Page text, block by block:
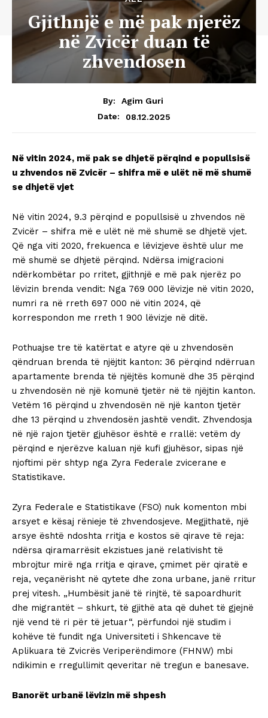
Gjithnjë e më pak njerëz
në Zvicër duan të
zhvendosen
By:
Agim Guri
Date:
08.12.2025
Në vitin 2024, më pak se dhjetë përqind e popullsisë
u zhvendos në Zvicër – shifra më e ulët në më shumë
se dhjetë vjet
Në vitin 2024, 9.3 përqind e popullsisë u zhvendos në
Zvicër – shifra më e ulët në më shumë se dhjetë vjet.
Që nga viti 2020, frekuenca e lëvizjeve është ulur me
më shumë se dhjetë përqind. Ndërsa imigracioni
ndërkombëtar po rritet, gjithnjë e më pak njerëz po
lëvizin brenda vendit: Nga 769 000 lëvizje në vitin 2020,
numri ra në rreth 697 000 në vitin 2024, që
korrespondon me rreth 1 900 lëvizje në ditë.
Pothuajse tre të katërtat e atyre që u zhvendosën
qëndruan brenda të njëjtit kanton: 36 përqind ndërruan
apartamente brenda të njëjtës komunë dhe 35 përqind
u zhvendosën në një komunë tjetër në të njëjtin kanton.
Vetëm 16 përqind u zhvendosën në një kanton tjetër
dhe 13 përqind u zhvendosën jashtë vendit. Zhvendosja
në një rajon tjetër gjuhësor është e rrallë: vetëm dy
përqind e njerëzve kaluan një kufi gjuhësor, sipas një
njoftimi për shtyp nga Zyra Federale zvicerane e
Statistikave.
Zyra Federale e Statistikave (FSO) nuk komenton mbi
arsyet e kësaj rënieje të zhvendosjeve. Megjithatë, një
arsye është ndoshta rritja e kostos së qirave të reja:
ndërsa qiramarrësit ekzistues janë relativisht të
mbrojtur mirë nga rritja e qirave, çmimet për qiratë e
reja, veçanërisht në qytete dhe zona urbane, janë rritur
prej vitesh. „Humbësit janë të rinjtë, të sapoardhurit
dhe migrantët – shkurt, të gjithë ata që duhet të gjejnë
një vend të ri për të jetuar“, përfundoi një studim i
kohëve të fundit nga Universiteti i Shkencave të
Aplikuara të Zvicrës Veriperëndimore (FHNW) mbi
ndikimin e rregullimit qeveritar në tregun e banesave.
Banorët urbanë lëvizin më shpesh